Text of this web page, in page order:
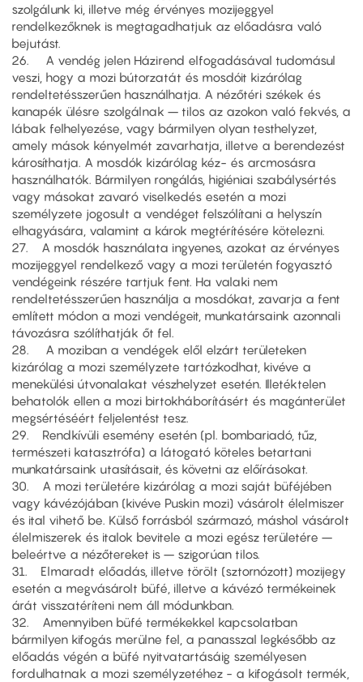
szolgálunk ki, illetve még érvényes mozijeggyel
rendelkezőknek is megtagadhatjuk az előadásra való
bejutást.
26. A vendég jelen Házirend elfogadásával tudomásul
veszi, hogy a mozi bútorzatát és mosdóit kizárólag
rendeltetésszerűen használhatja. A nézőtéri székek és
kanapék ülésre szolgálnak – tilos az azokon való fekvés, a
lábak felhelyezése, vagy bármilyen olyan testhelyzet,
amely mások kényelmét zavarhatja, illetve a berendezést
károsíthatja. A mosdók kizárólag kéz- és arcmosásra
használhatók. Bármilyen rongálás, higiéniai szabálysértés
vagy másokat zavaró viselkedés esetén a mozi
személyzete jogosult a vendéget felszólítani a helyszín
elhagyására, valamint a károk megtérítésére kötelezni.
27. A mosdók használata ingyenes, azokat az érvényes
mozijeggyel rendelkező vagy a mozi területén fogyasztó
vendégeink részére tartjuk fent. Ha valaki nem
rendeltetésszerűen használja a mosdókat, zavarja a fent
említett módon a mozi vendégeit, munkatársaink azonnali
távozásra szólíthatják őt fel.
28. A moziban a vendégek elől elzárt területeken
kizárólag a mozi személyzete tartózkodhat, kivéve a
menekülési útvonalakat vészhelyzet esetén. Illetéktelen
behatolók ellen a mozi birtokháborításért és magánterület
megsértéséért feljelentést tesz.
29. Rendkívüli esemény esetén (pl. bombariadó, tűz,
természeti katasztrófa) a látogató köteles betartani
munkatársaink utasításait, és követni az előírásokat.
30. A mozi területére kizárólag a mozi saját büféjében
vagy kávézójában (kivéve Puskin mozi) vásárolt élelmiszer
és ital vihető be. Külső forrásból származó, máshol vásárolt
élelmiszerek és italok bevitele a mozi egész területére –
beleértve a nézőtereket is – szigorúan tilos.
31. Elmaradt előadás, illetve törölt (sztornózott) mozijegy
esetén a megvásárolt büfé, illetve a kávézó termékeinek
árát visszatéríteni nem áll módunkban.
32. Amennyiben büfé termékekkel kapcsolatban
bármilyen kifogás merülne fel, a panasszal legkésőbb az
előadás végén a büfé nyitvatartásáig személyesen
fordulhatnak a mozi személyzetéhez - a kifogásolt termék,